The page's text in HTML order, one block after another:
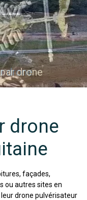
drone
drone
façades,
ou autres sites en
drone pulvérisateur